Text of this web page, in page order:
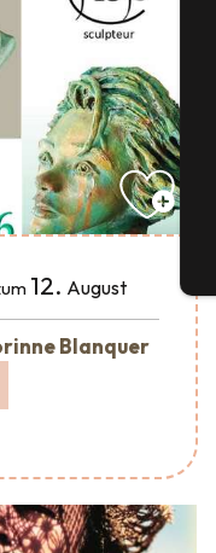
12. August
Blanquer